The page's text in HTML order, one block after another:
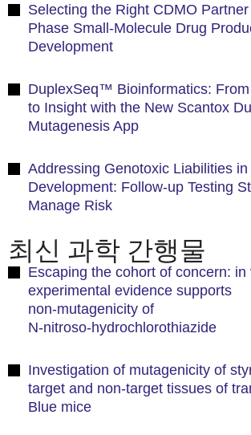
Selecting the Right CDMO
Phase Small-Molecule Drug
Development
DuplexSeq™ Bioinformatics:
to Insight with the New Scantox
Mutagenesis App
Addressing Genotoxic Liabilities in
Development: Follow-up Testing
Manage Risk
최신 과학 간행물
Escaping the cohort of concern: in
experimental evidence supports
non‑mutagenicity of
N‑nitroso‑hydrochlorothiazide
Investigation of mutagenicity of
target and non-target tissues of
Blue mice